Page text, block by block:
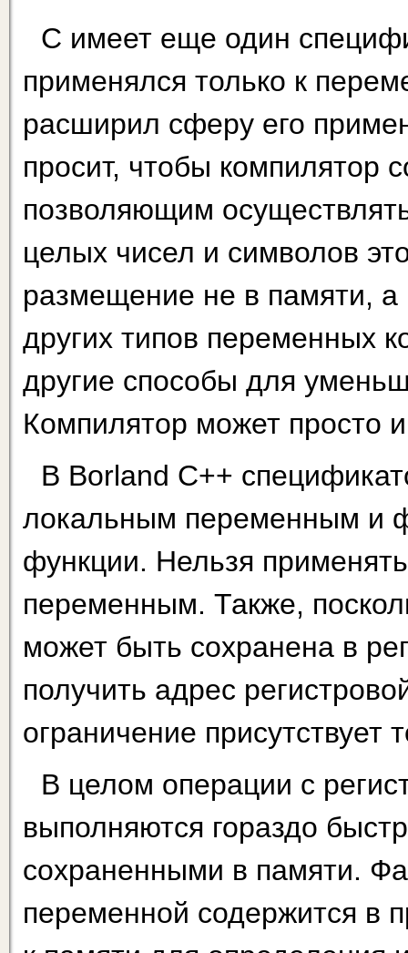
С имеет еще один
применялся только к
расширил сферу его
просит, чтобы компилятор
позволяющим
целых чисел и символов
размещение не в памяти, а
других типов переменных
другие способы для
Компилятор может просто
В Borland С++
локальным переменным и
функции. Нельзя
переменным. Также,
может быть сохранена в
получить адрес
ограничение
В целом операции с
выполняются гораздо
сохраненными в памяти.
переменной содержится в